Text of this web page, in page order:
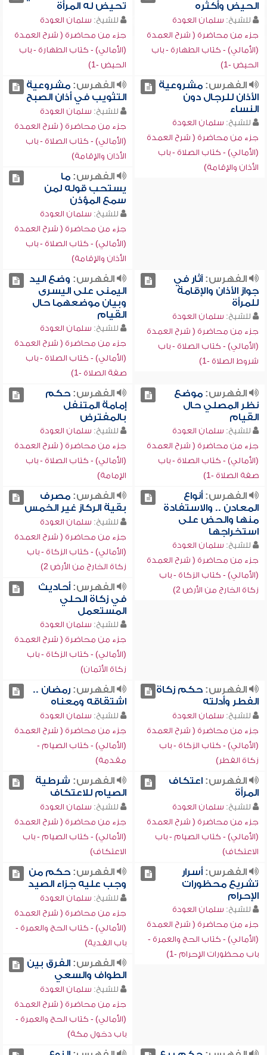
الحيض وأكثره
للشيخ: سلمان العودة
جزء من محاضرة ( شرح العمدة
(الأمالي) - كتاب الطهارة - باب
الحيض -1)
تحيض له المرأة
للشيخ: سلمان العودة
جزء من محاضرة ( شرح العمدة
(الأمالي) - كتاب الطهارة - باب
الحيض -1)
الفهرس:مشروعية
الأذان للرجال دون
النساء
للشيخ: سلمان العودة
جزء من محاضرة ( شرح العمدة
(الأمالي) - كتاب الصلاة - باب
الأذان والإقامة)
الفهرس:مشروعية
التثويب في أذان الصبح
للشيخ: سلمان العودة
جزء من محاضرة ( شرح العمدة
(الأمالي) - كتاب الصلاة - باب
الأذان والإقامة)
الفهرس:ما
يستحب قوله لمن
سمع المؤذن
للشيخ: سلمان العودة
جزء من محاضرة ( شرح العمدة
(الأمالي) - كتاب الصلاة - باب
الأذان والإقامة)
الفهرس:آثار في
جواز الأذان والإقامة
للمرأة
للشيخ: سلمان العودة
جزء من محاضرة ( شرح العمدة
(الأمالي) - كتاب الصلاة - باب
شروط الصلاة -1)
الفهرس: وضع اليد
اليمنى على اليسرى
وبيان موضعهما حال
القيام
للشيخ: سلمان العودة
جزء من محاضرة ( شرح العمدة
(الأمالي) - كتاب الصلاة - باب
صفة الصلاة -1)
الفهرس:موضع
نظر المصلي حال
القيام
للشيخ: سلمان العودة
جزء من محاضرة ( شرح العمدة
(الأمالي) - كتاب الصلاة - باب
صفة الصلاة -1)
الفهرس:حكم
إمامة المتنفل
بالمفترض
للشيخ: سلمان العودة
جزء من محاضرة ( شرح العمدة
(الأمالي) - كتاب الصلاة - باب
الإمامة)
الفهرس:أنواع
المعادن .. والاستفادة
منها والحض على
استخراجها
للشيخ: سلمان العودة
جزء من محاضرة ( شرح العمدة
(الأمالي) - كتاب الزكاة - باب
زكاة الخارج من الأرض 2)
الفهرس:مصرف
بقية الركاز غير الخمس
للشيخ: سلمان العودة
جزء من محاضرة ( شرح العمدة
(الأمالي) - كتاب الزكاة - باب
زكاة الخارج من الأرض 2)
الفهرس:أحاديث
في زكاة الحلي
المستعمل
للشيخ: سلمان العودة
جزء من محاضرة ( شرح العمدة
(الأمالي) - كتاب الزكاة - باب
زكاة الأثمان)
الفهرس:حكم زكاة
الفطر وأدلته
للشيخ: سلمان العودة
جزء من محاضرة ( شرح العمدة
(الأمالي) - كتاب الزكاة - باب
زكاة الفطر)
الفهرس:رمضان ..
اشتقاقه ومعناه
للشيخ: سلمان العودة
جزء من محاضرة ( شرح العمدة
(الأمالي) - كتاب الصيام -
مقدمة)
الفهرس:اعتكاف
المرأة
للشيخ: سلمان العودة
جزء من محاضرة ( شرح العمدة
(الأمالي) - كتاب الصيام - باب
الاعتكاف)
الفهرس: شرطية
الصيام للاعتكاف
للشيخ: سلمان العودة
جزء من محاضرة ( شرح العمدة
(الأمالي) - كتاب الصيام - باب
الاعتكاف)
الفهرس:أسرار
تشريع محظورات
الإحرام
للشيخ: سلمان العودة
جزء من محاضرة ( شرح العمدة
(الأمالي) - كتاب الحج والعمرة -
باب محظورات الإحرام -1)
الفهرس:حكم من
وجب عليه جزاء الصيد
للشيخ: سلمان العودة
جزء من محاضرة ( شرح العمدة
(الأمالي) - كتاب الحج والعمرة -
باب الفدية)
الفهرس:الفرق بين
الطواف والسعي
للشيخ: سلمان العودة
جزء من محاضرة ( شرح العمدة
(الأمالي) - كتاب الحج والعمرة -
باب دخول مكة)